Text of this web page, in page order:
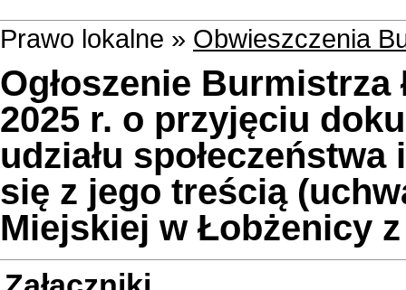
Prawo lokalne » Obwieszczenia
Ogłoszenie
2025 r. o przyjęciu
udziału
się z jego treścią
Miejskiej w Łobżenicy